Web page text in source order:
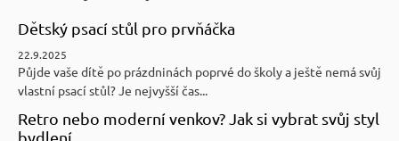
Dětský psací stůl pro prvňáčka
22.9.2025
Půjde vaše dítě po prázdninách poprvé do školy a ještě nemá svůj
vlastní psací stůl? Je nejvyšší čas...
Retro nebo moderní venkov? Jak si vybrat svůj styl
bydlení